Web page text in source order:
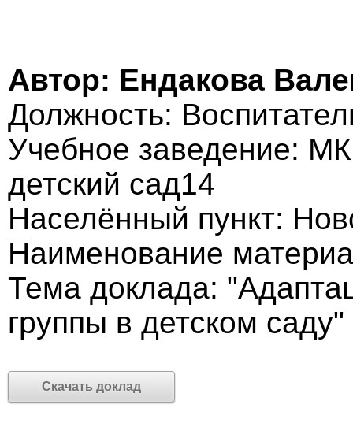
Автор: Ендакова
Должность:
Учебное заведение:
детский сад14
Населённый пункт:
Наименование
Тема доклада:
группы в детском саду"
Скачать доклад